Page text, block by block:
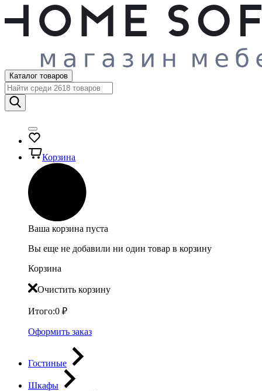
Каталог товаров
Корзина
Ваша корзина пуста
Вы еще не добавили ни один товар в корзину
Корзина
Очистить корзину
Итого:0 ₽
Оформить заказ
Гостиные
Шкафы